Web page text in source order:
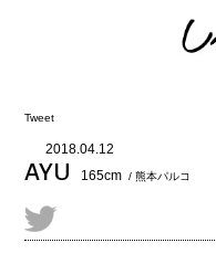
Tweet
2018.04.12
AYU 165cm / 熊本パルコ